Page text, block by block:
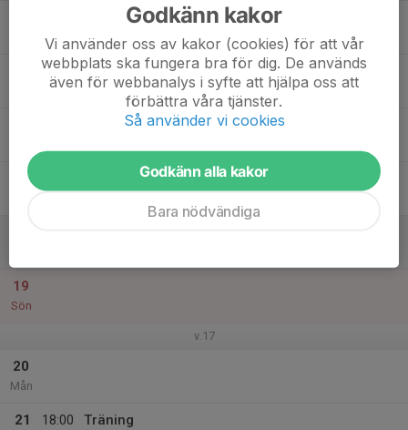
21:00
Spelarmöte
Råstorp IP
Träning
17
19
Sön
v.17
20
Mån
21
18:00
Träning
Godkänn kakor
Vi använder oss av kakor (cookies) för att vår
webbplats ska fungera bra för dig. De används
även för webbanalys i syfte att hjälpa oss att
förbättra våra tjänster.
Så använder vi cookies
Godkänn alla kakor
Bara nödvändiga